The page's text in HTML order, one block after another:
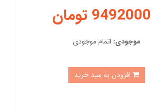
9492000 تومان
موجودی: اتمام موجودی
افزودن به سبد خرید